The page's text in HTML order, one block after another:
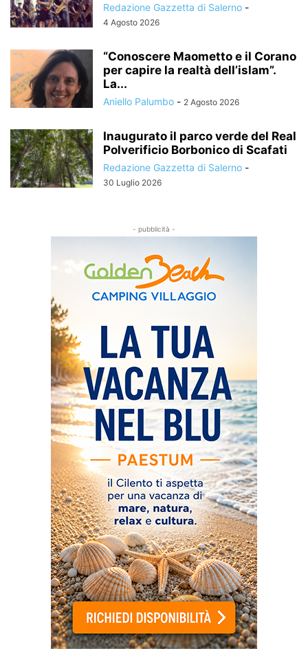
Redazione Gazzetta di Salerno -
4 Agosto 2026
“Conoscere Maometto e il Corano
per capire la realtà dell’islam”.
La...
Aniello Palumbo - 2 Agosto 2026
Inaugurato il parco verde del Real
Polverificio Borbonico di Scafati
Redazione Gazzetta di Salerno -
30 Luglio 2026
- pubblicità -